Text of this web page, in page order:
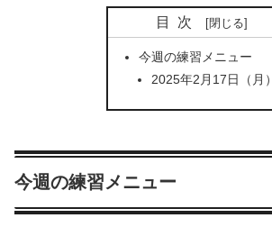
目次
今週の練習メニュー
2025年2月17日（月）
今週の練習メニュー